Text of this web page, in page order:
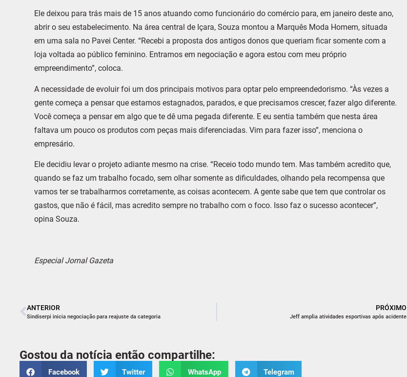
Ele deixou para trás mais de 15 anos atuando como funcionário do comércio para, em janeiro deste ano,
abrir o seu estabelecimento. Na área central de Içara, Souza montou a Marquês Moda Homem, situada
em uma sala no Pavei Center. “Recebi a proposta dos antigos donos que queriam ficar somente com a
loja voltada ao público feminino. Entramos em negociação e agora estou com meu próprio
empreendimento”, coloca.
A necessidade de evoluir foi um dos principais motivos para optar pelo empreendedorismo. “Às vezes a
gente começa a pensar que estamos estagnados, parados, e que precisamos crescer, fazer algo diferente.
Você começa a pensar em algo que te dê uma pegada diferente. E eu sentia também que nesta área
faltava um pouco os produtos com peças mais diferenciadas. Vim para fazer isso”, menciona o
empresário.
Ele decidiu levar o projeto adiante mesmo na crise. “Receio todo mundo tem. Mas também acredito que,
quando se faz um trabalho focado, sem olhar somente as dificuldades, olhando pela recompensa que
vamos ter se trabalharmos corretamente, as coisas acontecem. A gente sabe que tem que controlar os
gastos, que não é fácil, mas acredito sempre no trabalho com o foco. Isso faz o sucesso acontecer”,
opina Souza.
Especial Jornal Gazeta
ANTERIOR
Sindiserpi inicia negociação para reajuste da categoria
PRÓXIMO
Jeff amplia atividades esportivas após acidente
Gostou da notícia então compartilhe:
Facebook Twitter WhatsApp Telegram